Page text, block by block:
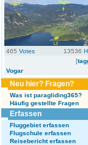
465 Votes 13536
[
Vogar
Neu hier? Fragen?
Was ist paragliding365?
Häufig gestellte Fragen
Erfassen
Fluggebiet erfassen
Flugschule erfassen
Reisebericht erfassen